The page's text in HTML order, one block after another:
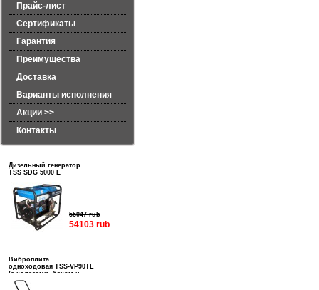
Прайс-лист
Сертификаты
Гарантия
Преимущества
Доставка
Варианты исполнения
Акции >>
Контакты
Дизельный генератор
TSS SDG 5000 E
55047 rub
54103 rub
Виброплита
одноходовая TSS-VP90TL
(с колёсами, баком и
подошвой)